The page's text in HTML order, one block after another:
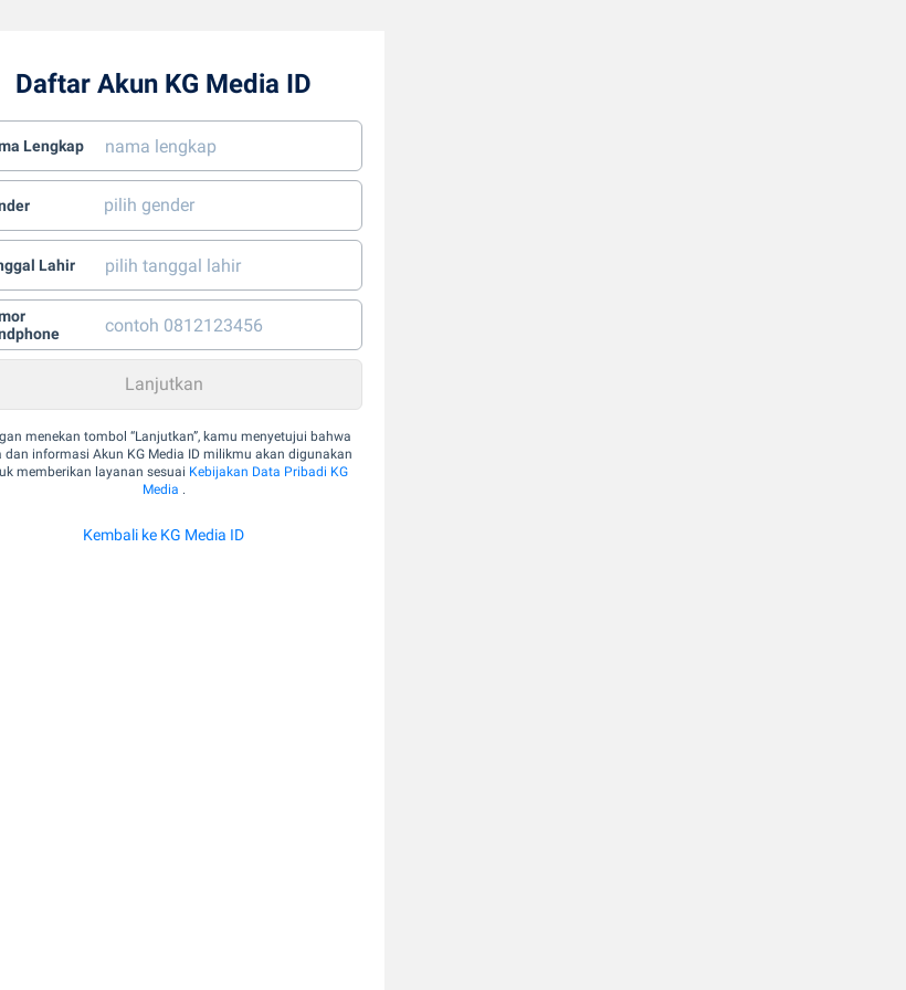
Daftar Akun KG Media ID
Lengkap
Lahir
menekan tombol “Lanjutkan”, kamu menyetujui bahwa
dan informasi Akun KG Media ID milikmu akan digunakan
memberikan layanan sesuai Kebijakan Data Pribadi KG
Media .
Kembali ke KG Media ID